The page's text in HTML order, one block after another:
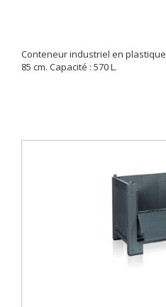
Conteneur industriel en
85 cm. Capacité : 570 L.